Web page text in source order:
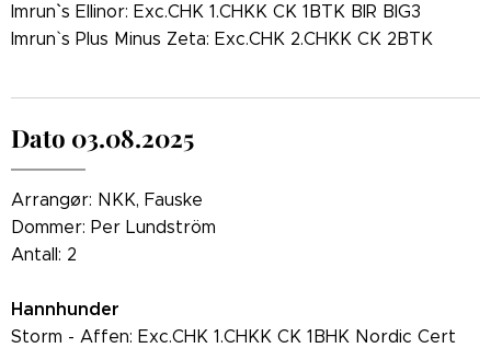
Imrun`` s Ellinor: Exc.CHK 1.CHKK CK 1BTK BIR BIG3
Imrun` s Plus Minus Zeta: Exc.CHK 2.CHKK CK 2BTK
Dato 03.08.2025
Arrangør: NKK, Fauske
Dommer: Per Lundström
Antall: 2
Hannhunder
Storm - Affen: Exc.CHK 1.CHKK CK 1BHK Nordic Cert